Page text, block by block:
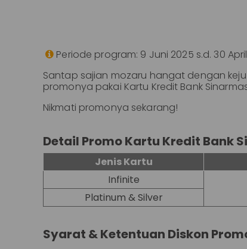
Teman
SimobiPlus
Layanan
Informasi
Nasabah
Hubungan
 Periode program: 9 Juni 2025 s.d. 30
Santap sajian mozaru hangat dengan
promonya pakai Kartu Kredit Bank
Nikmati promonya sekarang!
Detail Promo Kartu Kredit Bank
Jenis Kartu
Infinite
Platinum & Silver
Syarat & Ketentuan Diskon